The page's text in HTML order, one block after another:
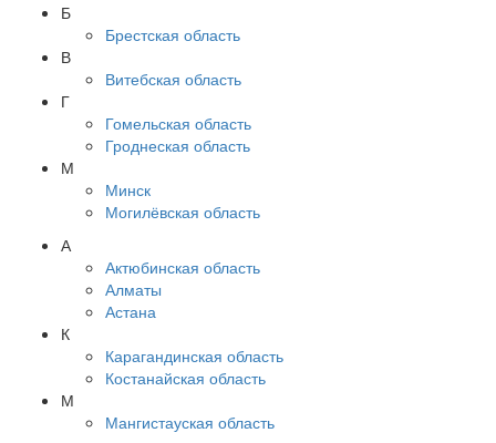
Б
Брестская область
В
Витебская область
Г
Гомельская область
Гроднеская область
М
Минск
Могилёвская область
А
Актюбинская область
Алматы
Астана
К
Карагандинская область
Костанайская область
М
Мангистауская область